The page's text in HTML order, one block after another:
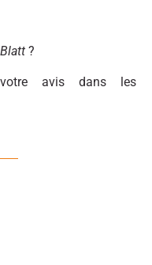
?
avis dans les